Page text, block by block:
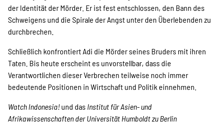
SPENDEN
Über uns
Transparenz
der Identität der Mörder. Er ist fest entschlossen, den Bann des
Schweigens und die Spirale der Angst unter den Überlebenden zu
durchbrechen.
Schließlich konfrontiert Adi die Mörder seines Bruders mit ihren
Taten. Bis heute erscheint es unvorstellbar, dass die
Verantwortlichen dieser Verbrechen teilweise noch immer
bedeutende Positionen in Wirtschaft und Politik einnehmen.
Watch Indonesia! und das Institut für Asien- und
Afrikawissenschaften der Universität Humboldt zu Berlin